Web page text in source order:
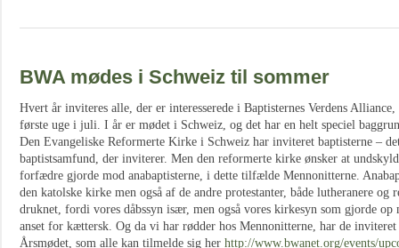
BWA mødes i Schweiz til sommer
Hvert år inviteres alle, der er interesserede i Baptisternes Verdens
første uge i juli. I år er mødet i Schweiz, og det har en helt speciel
Den Evangeliske Reformerte Kirke i Schweiz har inviteret baptisterne –
baptistsamfund, der inviterer. Men den reformerte kirke ønsker at
forfædre gjorde mod anabaptisterne, i dette tilfælde Mennonitterne.
den katolske kirke men også af de andre protestanter, både lutheranere
druknet, fordi vores dåbssyn især, men også vores kirkesyn som gjorde
anset for kættersk. Og da vi har rødder hos Mennonitterne, har de
Årsmødet, som alle kan tilmelde sig her http://www.bwanet.org/events/